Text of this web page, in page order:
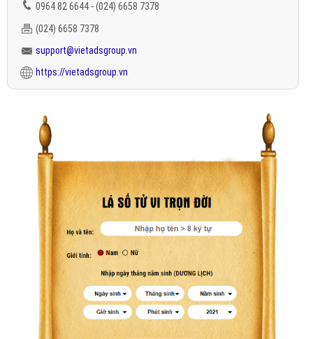
0964 82 6644 - (024) 6658 7378
(024) 6658 7378
support@vietadsgroup.vn
https://vietadsgroup.vn